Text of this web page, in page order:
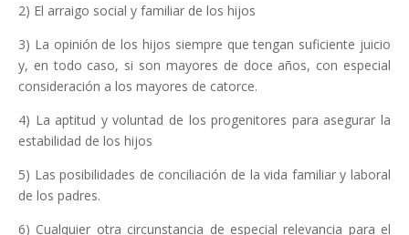
2) El arraigo social y familiar de los hijos
3) La opinión de los hijos siempre que tengan suficiente juicio
y, en todo caso, si son mayores de doce años, con especial
consideración a los mayores de catorce.
4) La aptitud y voluntad de los progenitores para asegurar la
estabilidad de los hijos
5) Las posibilidades de conciliación de la vida familiar y laboral
de los padres.
6) Cualquier otra circunstancia de especial relevancia para el